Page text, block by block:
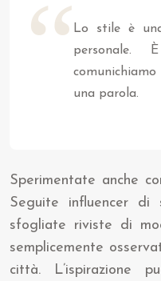
Lo stile è
una parola.
Sperimentate anche
Seguite influencer di
sfogliate riviste di
semplicemente
città. L’ispirazione